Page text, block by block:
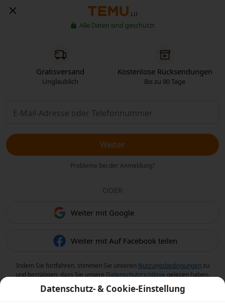
LU
Alle Daten sind geschützt
Gratisversand
Unglaublich
Kostenlose Rücksendungen
Bis zu 90 Tage
Weiter
Probleme bei der Anmeldung?
ODER
Weiter mit Google
Weiter mit Auf Facebook teilen
Indem Sie fortfahren, stimmen Sie unseren Nutzungsbedingungen zu
und bestätigen, dass Sie unsere Datenschutzrichtlinie gelesen haben.
Datenschutz- & Cookie-Einstellung